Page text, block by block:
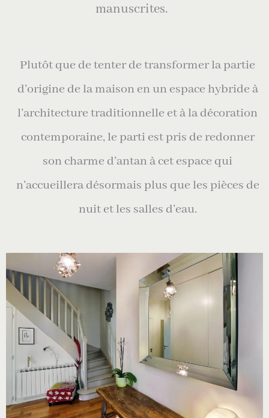
manuscrites.
Plutôt que de tenter de transformer la partie
d’origine de la maison en un espace hybride à
l’architecture traditionnelle et à la décoration
contemporaine, le parti est pris de redonner
son charme d’antan à cet espace qui
n’accueillera désormais plus que les pièces de
nuit et les salles d’eau.